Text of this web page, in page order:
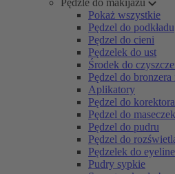
Pędzle do makijażu
Pokaż wszystkie
Pędzel do podkładu
Pędzel do cieni
Pędzelek do ust
Środek do
Pędzel do bronzera
Aplikatory
Pędzel do korektora
Pędzel do maseczek
Pędzel do pudru
Pędzel do
Pędzelek do
Pudry sypkie